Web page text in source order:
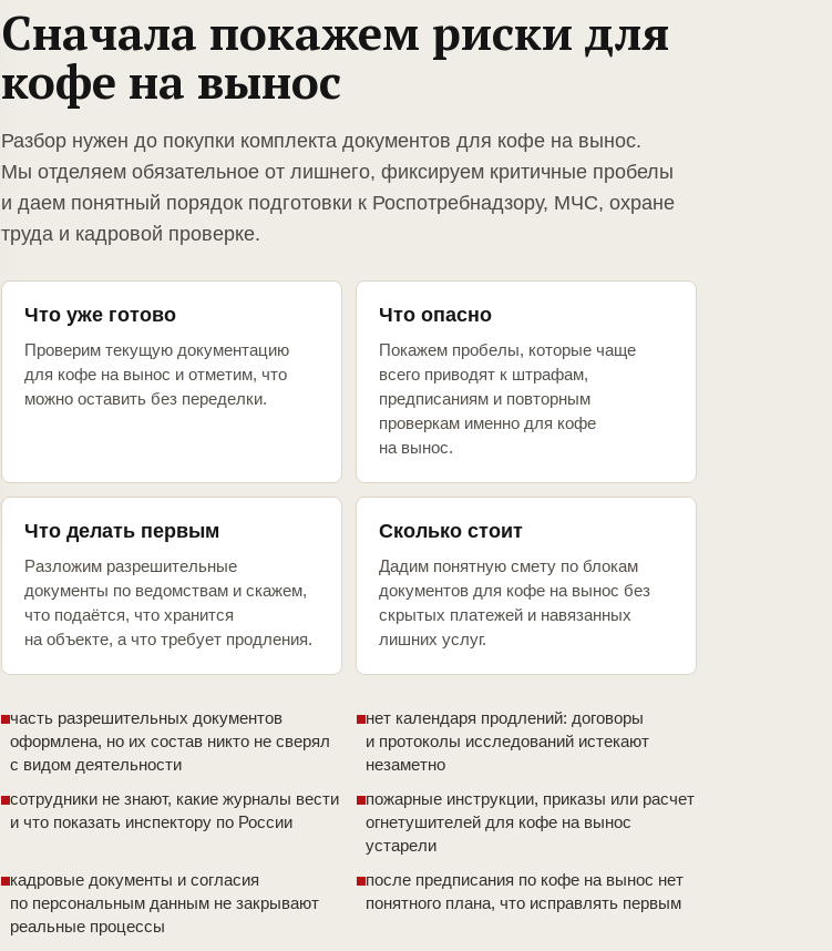
Сначала покажем риски для
кофе на вынос
Разбор нужен до покупки комплекта документов для кофе на вынос.
Мы отделяем обязательное от лишнего, фиксируем критичные пробелы
и даем понятный порядок подготовки к Роспотребнадзору, МЧС, охране
труда и кадровой проверке.
Что уже готово
Проверим текущую документацию
для кофе на вынос и отметим, что
можно оставить без переделки.
Что опасно
Покажем пробелы, которые чаще
всего приводят к штрафам,
предписаниям и повторным
проверкам именно для кофе
на вынос.
Что делать первым
Разложим разрешительные
документы по ведомствам и скажем,
что подаётся, что хранится
на объекте, а что требует продления.
Сколько стоит
Дадим понятную смету по блокам
документов для кофе на вынос без
скрытых платежей и навязанных
лишних услуг.
часть разрешительных документов
оформлена, но их состав никто не сверял
с видом деятельности
нет календаря продлений: договоры
и протоколы исследований истекают
незаметно
сотрудники не знают, какие журналы вести
и что показать инспектору по России
пожарные инструкции, приказы или расчет
огнетушителей для кофе на вынос
устарели
кадровые документы и согласия
по персональным данным не закрывают
реальные процессы
после предписания по кофе на вынос нет
понятного плана, что исправлять первым